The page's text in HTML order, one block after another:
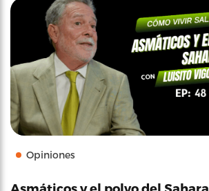
Opiniones
Asmáticos y el polvo del Sahara